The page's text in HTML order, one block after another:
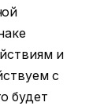
и
с
будет